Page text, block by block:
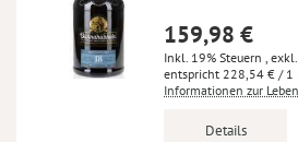
159,98 €
Inkl. 19% Steuern , exkl.
228,54 € / 1
Informationen zur
Details